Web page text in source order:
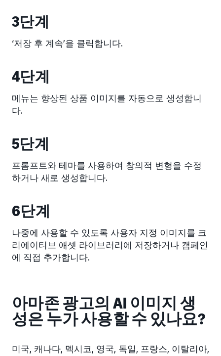
3단계
‘저장 후 계속’을 클릭합니다.
4단계
메뉴는 향상된 상품 이미지를 자동으로 생성합니
다.
5단계
프롬프트와 테마를 사용하여 창의적 변형을 수정
하거나 새로 생성합니다.
6단계
나중에 사용할 수 있도록 사용자 지정 이미지를 크
리에이티브 애셋 라이브러리에 저장하거나 캠페인
에 직접 추가합니다.
아마존 광고의 AI 이미지 생
성은 누가 사용할 수 있나요?
미국, 캐나다, 멕시코, 영국, 독일, 프랑스, 이탈리아,